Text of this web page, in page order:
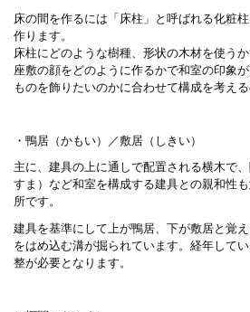
床の間を作るには「床柱」と呼ばれる化粧
作ります。
床柱にどのような樹種、形状の木材を使う
座敷の顔をどのように作るかで和室の印象
ものを飾りたいのかに合わせて構成を考え
・鴨居（かもい）／敷居（しきい）
主に、建具の上に通しで配置される横木で
すま）など和室を構成する建具との親和性
所です。
建具を基準にして上が鴨居、下が敷居と覚
をはめ込む溝が掘られています。経年して
整が必要となります。